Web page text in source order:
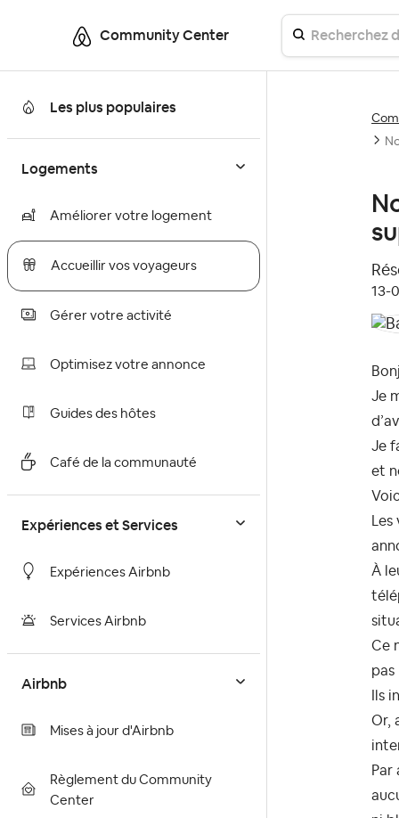
Community Center
Les plus populaires
Logements
Améliorer votre logement
Accueillir vos voyageurs
Gérer votre activité
Optimisez votre annonce
Guides des hôtes
Café de la communauté
Expériences et Services
Expériences Airbnb
Services Airbnb
Airbnb
Mises à jour d'Airbnb
Règlement du Community
Center
‎13-
Je
Je
et
À
Ce
pas
Ils
Or,
Par